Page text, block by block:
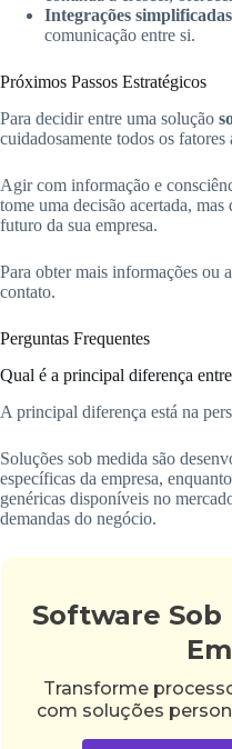
Integrações
comunicação entre si.
Próximos Passos Estratégicos
Para decidir entre uma solução
cuidadosamente todos os
Agir com informação e
tome uma decisão acertada,
futuro da sua empresa.
Para obter mais informações ou
contato.
Perguntas Frequentes
Qual é a principal diferença
A principal diferença está na
Soluções sob medida são
específicas da empresa,
genéricas disponíveis no
demandas do negócio.
Software Sob
Transforme
com soluções